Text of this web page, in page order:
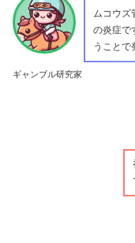
ギャンブル研究家
ムコウズ
の炎症で
うことで